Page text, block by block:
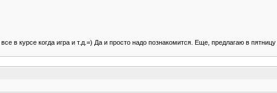
в курсе когда игра и т.д.=) Да и просто надо познакомится. Еще, предлагаю в